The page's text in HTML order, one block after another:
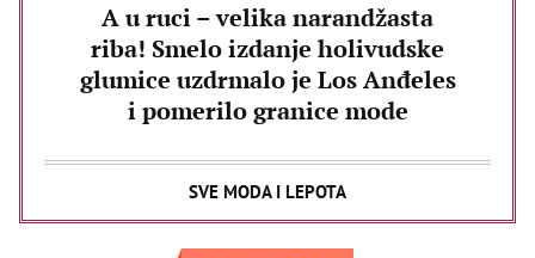
A u ruci – velika narandžasta
riba! Smelo izdanje holivudske
glumice uzdrmalo je Los Anđeles
i pomerilo granice mode
SVE MODA I LEPOTA